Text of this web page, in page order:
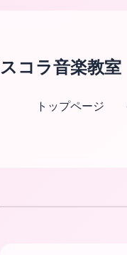
スコラ音楽教室
トップページ